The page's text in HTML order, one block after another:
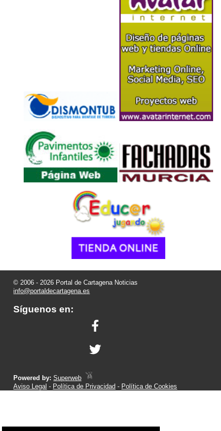
© 2006 - 2026 Portal de Cartagena Noticias
info@portaldecartagena.es
Síguenos en:
Powered by:Superweb
Aviso Legal - Política de Privacidad - Política de Cookies